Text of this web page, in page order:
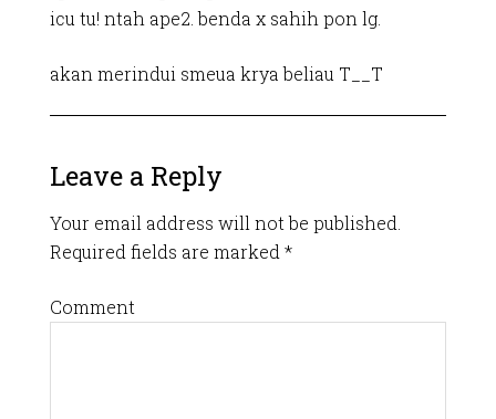
icu tu! ntah ape2. benda x sahih pon lg.
akan merindui smeua krya beliau T__T
Leave a Reply
Your email address will not be published.
Required fields are marked *
Comment